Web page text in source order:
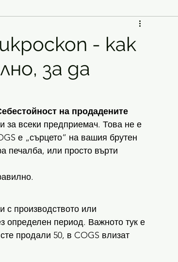
- как
за да
на продадените
за всеки предприемач. Това не е
е „сърцето“ на вашия брутен
печалба, или просто върти
с производството или
определен период. Важното тук е
продали 50, в COGS влизат